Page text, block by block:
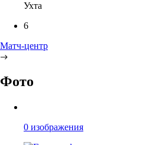
Ухта
6
Матч-центр
Фото
0 изображения